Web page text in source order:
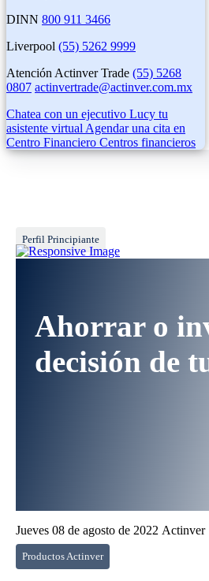
DINN 800 911 3466
Liverpool (55) 5262 9999
Atención Actinver Trade (55) 5268
0807 actinvertrade@actinver.com.mx
Chatea con un ejecutivo Lucy tu
asistente virtual Agendar una cita en
Centro Financiero Centros financieros
Perfil Principiante
Ahorrar o
decisión de
Jueves 08 de agosto de 2022 Actinver
Productos Actinver